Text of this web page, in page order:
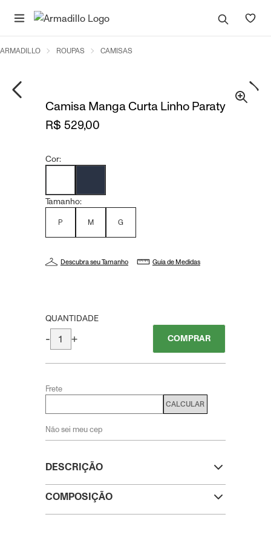
ARMADILLO ROUPAS CAMISAS
Camisa Manga Curta Linho Paraty
DESCRIÇÃO
COMPOSIÇÃO
R$ 529,00
Cor:
Tamanho:
P M G
Descubra seu Tamanho Guia de Medidas
QUANTIDADE
- + COMPRAR
Frete
CALCULAR
Não sei meu cep